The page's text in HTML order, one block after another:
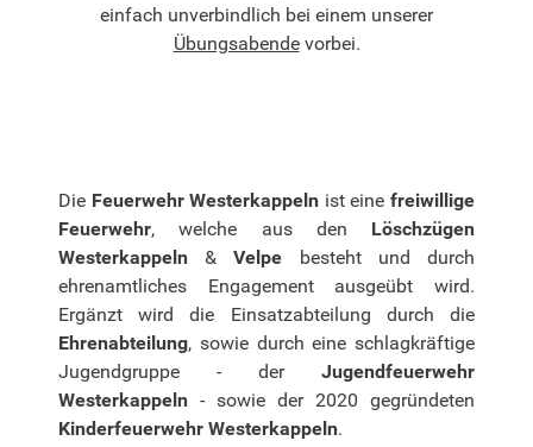
einfach unverbindlich bei einem unserer
Übungsabendevorbei.
Die Feuerwehr Westerkappeln ist einefreiwillige
Feuerwehr, welche aus den
Löschzügen
Westerkappeln &Velpe besteht und durch
ehrenamtliches Engagement ausgeübt wird.
Ergänzt wird die Einsatzabteilung durch die
Ehrenabteilung, sowie durch eine schlagkräftige
Jugendgruppe - derJugendfeuerwehr
Westerkappeln - sowie der 2020 gegründeten
Kinderfeuerwehr Westerkappeln.